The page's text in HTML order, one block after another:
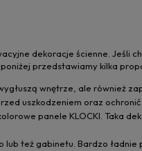
dekoracje ścienne. Jeśli
przedstawiamy kilka
wnętrze, ale również
uszkodzeniem oraz
panele KLOCKI. Taka
lub też gabinetu. Bardzo ładnie